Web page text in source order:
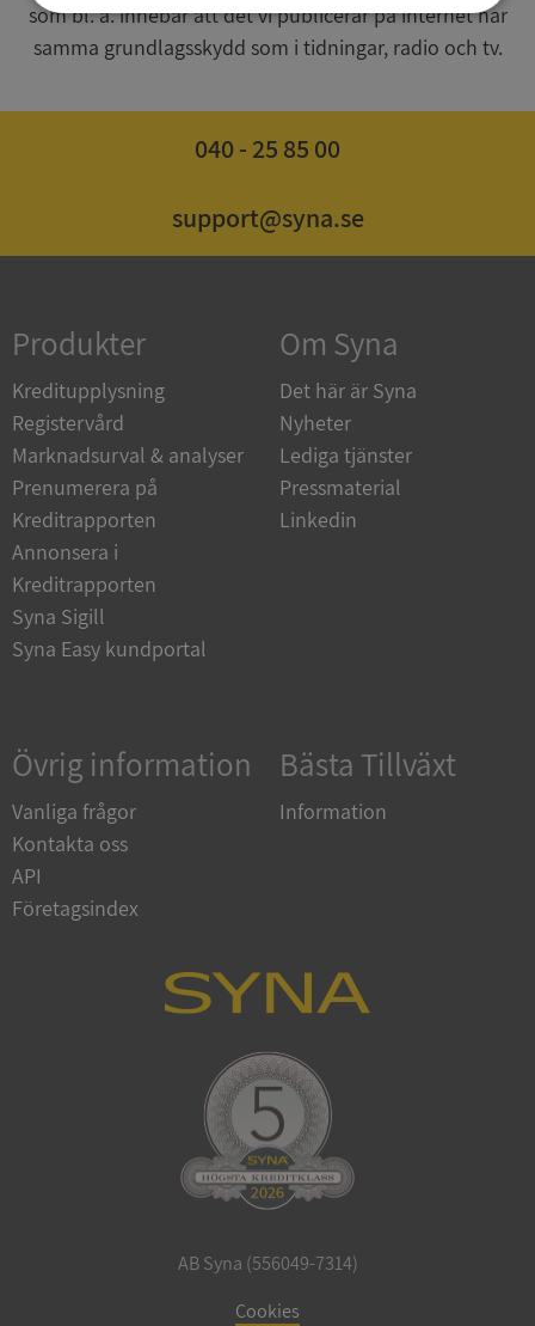
som bl. a. innebär att det vi publicerar på internet har
samma grundlagsskydd som i tidningar, radio och tv.
040 - 25 85 00
support@syna.se
Produkter
Kreditupplysning
Registervård
Marknadsurval & analyser
Prenumerera på
Kreditrapporten
Annonsera i
Kreditrapporten
Syna Sigill
Syna Easy kundportal
Om Syna
Det här är Syna
Nyheter
Lediga tjänster
Pressmaterial
Linkedin
Övrig information
Vanliga frågor
Kontakta oss
API
Företagsindex
Bästa Tillväxt
Information
AB Syna (556049-7314)
Cookies
Strikt
nödvändigt
Prestanda Inriktning
kärnwebbplatsfunktioner som användarinloggning
och kontohantering. Webbplatsen kan inte
användas ordentligt utan strikt nödvändiga cookies.
Namn
Leverantör
Domän
VISITOR_PRIVACY_METADATA
ASP.NET_SessionId
Microsoft
Corporation
de.syna.se
Google